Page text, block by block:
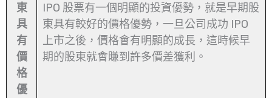
東
具
有
價
格
優
IPO 股票有一個明顯的投資優勢，就是早期股
東具有較好的價格優勢，一旦公司成功 IPO
上市之後，價格會有明顯的成長，這時候早
期的股東就會賺到許多價差獲利。